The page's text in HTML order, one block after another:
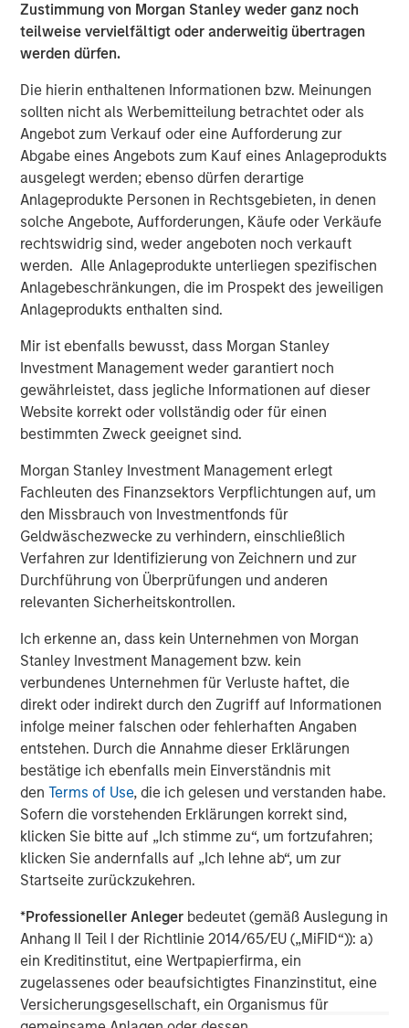
Zustimmung von Morgan Stanley weder ganz noch
teilweise vervielfältigt oder anderweitig übertragen
werden dürfen.
Die hierin enthaltenen Informationen bzw. Meinungen
sollten nicht als Werbemitteilung betrachtet oder als
Angebot zum Verkauf oder eine Aufforderung zur
Abgabe eines Angebots zum Kauf eines Anlageprodukts
ausgelegt werden; ebenso dürfen derartige
Anlageprodukte Personen in Rechtsgebieten, in denen
solche Angebote, Aufforderungen, Käufe oder Verkäufe
rechtswidrig sind, weder angeboten noch verkauft
werden. Alle Anlageprodukte unterliegen spezifischen
Anlagebeschränkungen, die im Prospekt des jeweiligen
Anlageprodukts enthalten sind.
Mir ist ebenfalls bewusst, dass Morgan Stanley
Investment Management weder garantiert noch
gewährleistet, dass jegliche Informationen auf dieser
Website korrekt oder vollständig oder für einen
bestimmten Zweck geeignet sind.
Morgan Stanley Investment Management erlegt
Fachleuten des Finanzsektors Verpflichtungen auf, um
den Missbrauch von Investmentfonds für
Geldwäschezwecke zu verhindern, einschließlich
Verfahren zur Identifizierung von Zeichnern und zur
Durchführung von Überprüfungen und anderen
relevanten Sicherheitskontrollen.
Ich erkenne an, dass kein Unternehmen von Morgan
Stanley Investment Management bzw. kein
verbundenes Unternehmen für Verluste haftet, die
direkt oder indirekt durch den Zugriff auf Informationen
infolge meiner falschen oder fehlerhaften Angaben
entstehen. Durch die Annahme dieser Erklärungen
bestätige ich ebenfalls mein Einverständnis mit
denTerms of Use, die ich gelesen und verstanden habe.
Sofern die vorstehenden Erklärungen korrekt sind,
klicken Sie bitte auf „Ich stimme zu“, um fortzufahren;
klicken Sie andernfalls auf „Ich lehne ab“, um zur
Startseite zurückzukehren.
*Professioneller Anleger bedeutet (gemäß Auslegung in
Anhang II Teil I der Richtlinie 2014/65/EU („MiFID“)): a)
ein Kreditinstitut, eine Wertpapierfirma, ein
zugelassenes oder beaufsichtigtes Finanzinstitut, eine
Versicherungsgesellschaft, ein Organismus für
PRESS RELEASE
Morgan Stanley Infrastructure Partners
Enters into Agreement to Acquire Majority
Stake in Nicollin Environnement
Vorgestellte Einblicke
ARTIKEL
The MSIM Quantitative Duration
Strategy Model: A Factor-Based
Approach to Managing Interest Rates
Anton Heese and Matas Vala explore the
Quantitative Duration Strategy Model, one of the
investment process, as it helps provide structure
and rigour with identifying and processing
relevant and important data.
05-AUG-2026
Morgan Stanley has not paid for this sponsorship.
The views and opinions are those of the author as of the date of
publication and are subject to change at any time due to market
or economic conditions and may not necessarily come to pass.
The views expressed do not reflect the opinions of all